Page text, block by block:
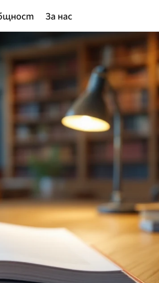
За нас